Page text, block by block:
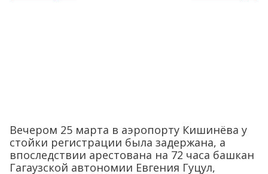
Вечером 25 марта в аэропорту Кишинёва у
стойки регистрации была задержана, а
впоследствии арестована на 72 часа башкан
Гагаузской автономии Евгения Гуцул,